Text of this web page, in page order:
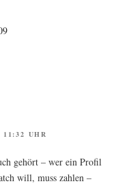
UHR
gehört – wer ein Pro­fil
will, muss zah­len –